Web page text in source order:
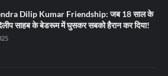
Dilip Kumar Friendship: जब 18 साल के
साहब के बेडरूम में घुसकर सबको हैरान कर दिया!